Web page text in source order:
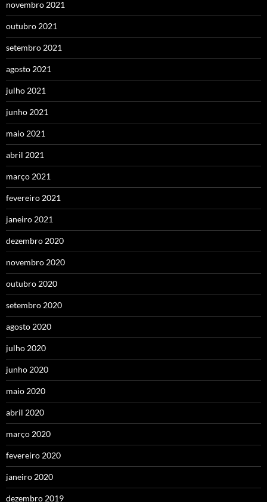
novembro 2021
outubro 2021
setembro 2021
agosto 2021
julho 2021
junho 2021
maio 2021
abril 2021
março 2021
fevereiro 2021
janeiro 2021
dezembro 2020
novembro 2020
outubro 2020
setembro 2020
agosto 2020
julho 2020
junho 2020
maio 2020
abril 2020
março 2020
fevereiro 2020
janeiro 2020
dezembro 2019